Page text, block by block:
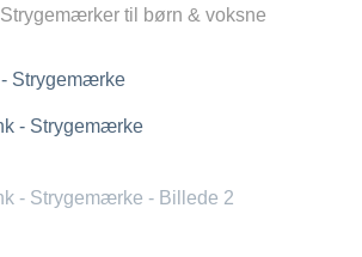
Strygemærker til børn & voksne